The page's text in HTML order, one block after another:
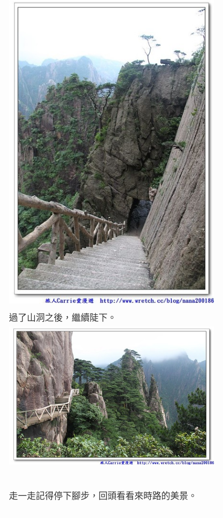
過了山洞之後，繼續陡下。
走一走記得停下腳步，回頭看看來時路的美景。